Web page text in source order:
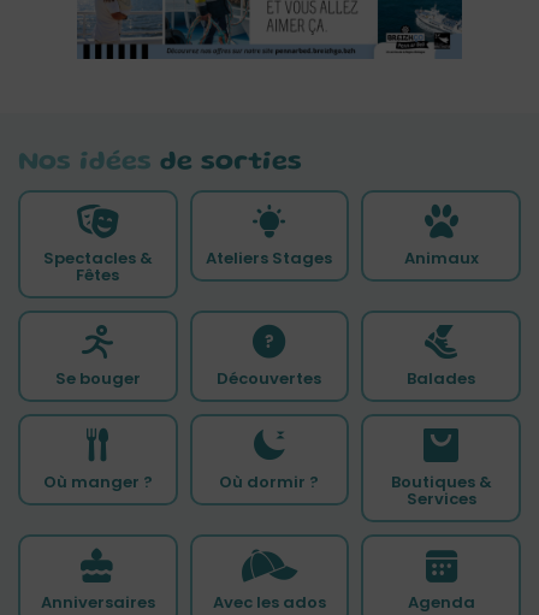
Nos idées de sorties
Spectacles &
Fêtes
Ateliers Stages Animaux
Se bouger Découvertes Balades
Où manger ? Où dormir ? Boutiques &
Services
Anniversaires Avec les ados Agenda